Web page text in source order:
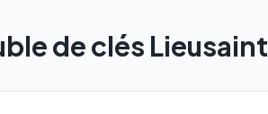
de clés Lieusaint